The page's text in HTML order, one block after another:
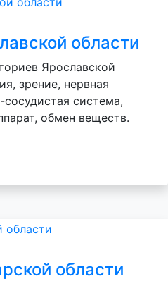
области
Ярославской
зрение, нервная
система,
обмен веществ.
области